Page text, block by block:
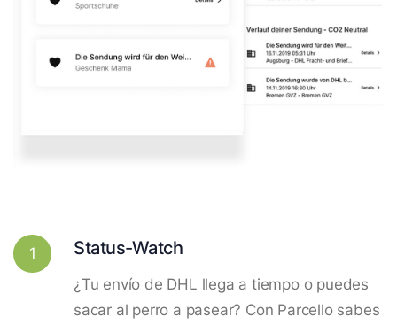
1 Status-Watch
¿Tu envío de DHL llega a tiempo o puedes
sacar al perro a pasear? Con Parcello sabes